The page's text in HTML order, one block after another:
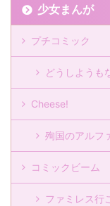
少女まんが
プチコミック
どうしようも
Cheese!
殉国のアルフ
コミックビーム
ファミレス行